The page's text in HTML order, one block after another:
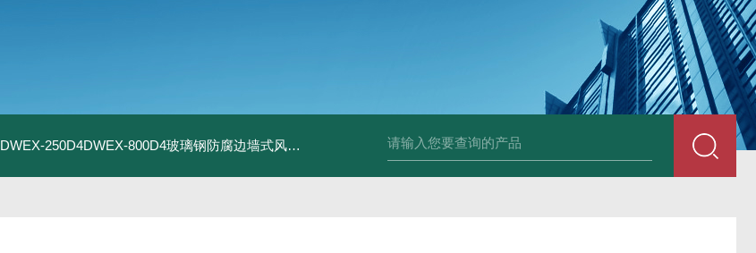
DWEX-250D4DWEX-800D4玻璃钢防腐边墙式风机 BDWEX-250EXDWEX-500D4边墙风机大风量低噪排风机 CFZ-9Q10 CFZ-